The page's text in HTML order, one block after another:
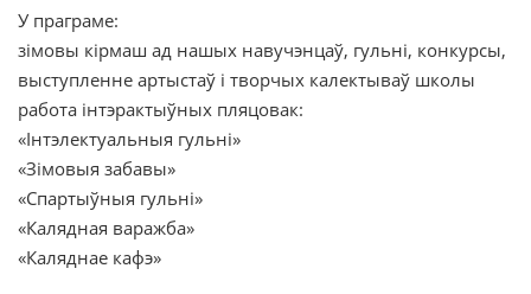
У праграме:
зімовы кірмаш ад нашых навучэнцаў, гульні, конкурсы,
выступленне артыстаў і творчых калектываў школы
работа інтэрактыўных пляцовак:
«Інтэлектуальныя гульні»
«Зімовыя забавы»
«Спартыўныя гульні»
«Калядная варажба»
«Каляднае кафэ»